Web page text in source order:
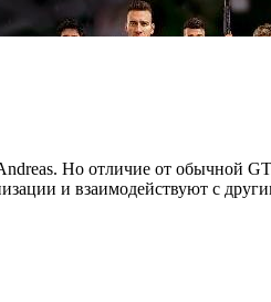
Но отличие от обычной
и взаимодействуют с